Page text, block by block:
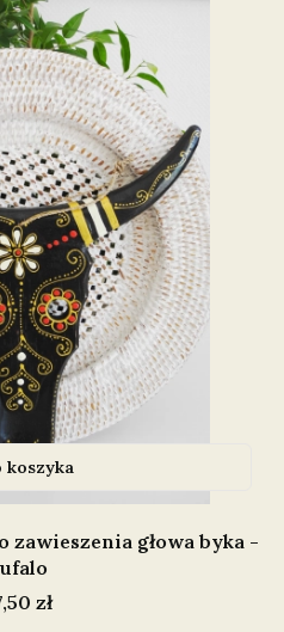
koszyka
zawieszenia głowa byka -
zł